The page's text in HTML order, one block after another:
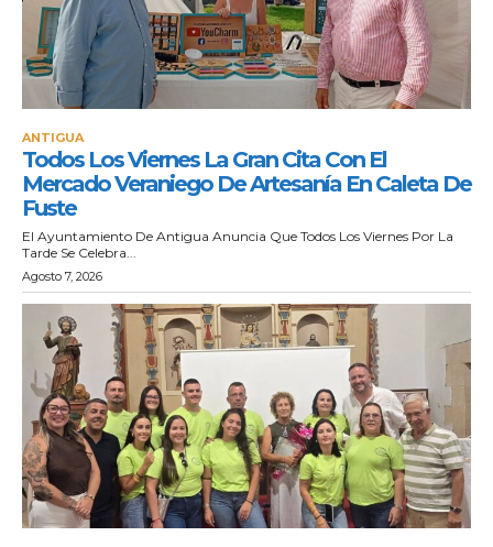
ANTIGUA
Todos Los Viernes La Gran Cita Con El
Mercado Veraniego De Artesanía En Caleta De
Fuste
El Ayuntamiento De Antigua Anuncia Que Todos Los Viernes Por La
Tarde Se Celebra...
Agosto 7, 2026